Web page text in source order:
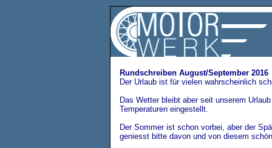
Rundschreiben August/September 2016
Der Urlaub ist für vielen wahrscheinlich
Das Wetter bleibt aber seit unserem
Temperaturen eingestellt.
Der Sommer ist schon vorbei, aber der
geniesst bitte davon und von diesem